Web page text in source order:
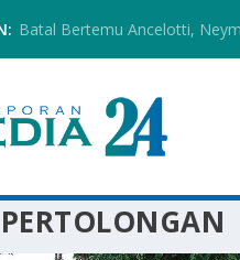
Batal Bertemu Ancelotti,
PERTOLONGAN